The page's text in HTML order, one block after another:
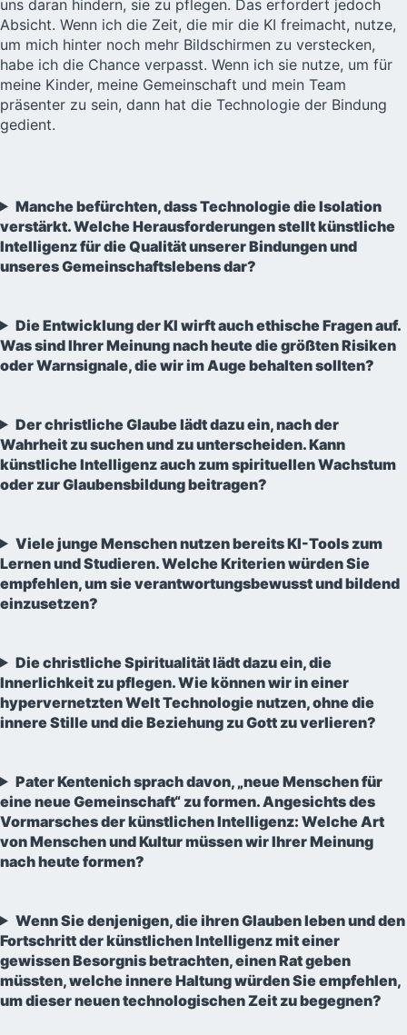
uns daran hindern, sie zu pflegen. Das erfordert jedoch
Absicht. Wenn ich die Zeit, die mir die KI freimacht, nutze,
um mich hinter noch mehr Bildschirmen zu verstecken,
habe ich die Chance verpasst. Wenn ich sie nutze, um für
meine Kinder, meine Gemeinschaft und mein Team
präsenter zu sein, dann hat die Technologie der Bindung
gedient.
Manche befürchten, dass Technologie die Isolation
verstärkt. Welche Herausforderungen stellt künstliche
Intelligenz für die Qualität unserer Bindungen und
unseres Gemeinschaftslebens dar?
Die Entwicklung der KI wirft auch ethische Fragen auf.
Was sind Ihrer Meinung nach heute die größten Risiken
oder Warnsignale, die wir im Auge behalten sollten?
Der christliche Glaube lädt dazu ein, nach der
Wahrheit zu suchen und zu unterscheiden. Kann
künstliche Intelligenz auch zum spirituellen Wachstum
oder zur Glaubensbildung beitragen?
Viele junge Menschen nutzen bereits KI-Tools zum
Lernen und Studieren. Welche Kriterien würden Sie
empfehlen, um sie verantwortungsbewusst und bildend
einzusetzen?
Die christliche Spiritualität lädt dazu ein, die
Innerlichkeit zu pflegen. Wie können wir in einer
hypervernetzten Welt Technologie nutzen, ohne die
innere Stille und die Beziehung zu Gott zu verlieren?
Pater Kentenich sprach davon, „neue Menschen für
eine neue Gemeinschaft“ zu formen. Angesichts des
Vormarsches der künstlichen Intelligenz: Welche Art
von Menschen und Kultur müssen wir Ihrer Meinung
nach heute formen?
Wenn Sie denjenigen, die ihren Glauben leben und den
Fortschritt der künstlichen Intelligenz mit einer
gewissen Besorgnis betrachten, einen Rat geben
müssten, welche innere Haltung würden Sie empfehlen,
um dieser neuen technologischen Zeit zu begegnen?